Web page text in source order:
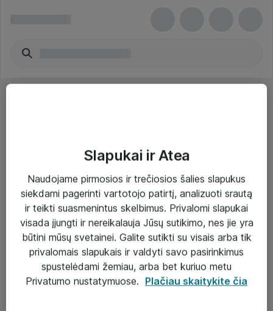
Paslaugos
Sprendimai
Įgyvendinti projektai
Atea ekspertų patarimai verslui
Slapukai ir Atea
Naudojame pirmosios ir trečiosios šalies slapukus
siekdami pagerinti vartotojo patirtį, analizuoti srautą
ir teikti suasmenintus skelbimus. Privalomi slapukai
visada įjungti ir nereikalauja Jūsų sutikimo, nes jie yra
būtini mūsų svetainei. Galite sutikti su visais arba tik
privalomais slapukais ir valdyti savo pasirinkimus
spustelėdami žemiau, arba bet kuriuo metu
Privatumo nustatymuose. Plačiau skaitykite čia